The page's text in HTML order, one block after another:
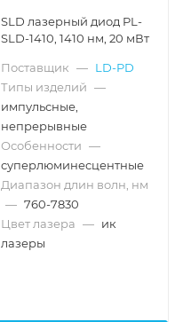
SLD лазерный диод PL-
SLD-1410, 1410 нм, 20 мВт
Поставщик — LD-PD
Типы изделий —
импульсные,
непрерывные
Особенности —
суперлюминесцентные
Диапазон длин волн, нм
— 760-7830
Цвет лазера — ик
лазеры